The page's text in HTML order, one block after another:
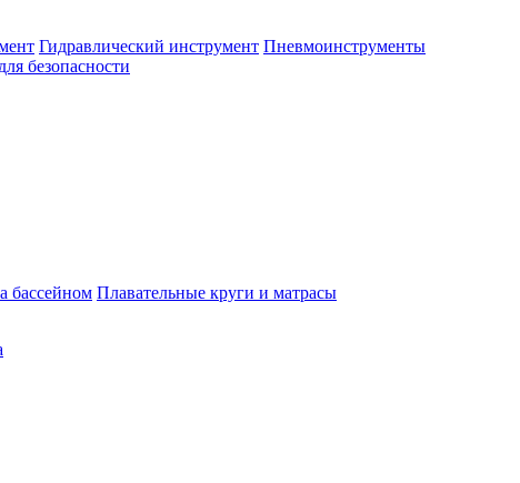
Гидравлический инструмент Пневмоинструменты
безопасности
бассейном Плавательные круги и матрасы